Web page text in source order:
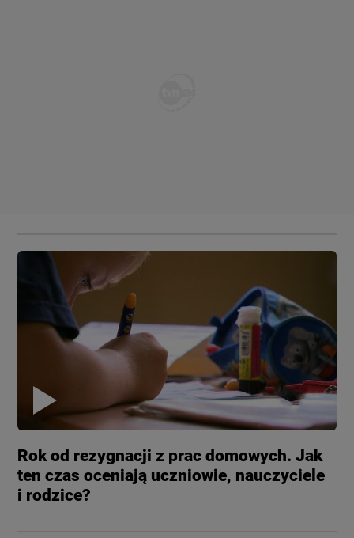
Rok od rezygnacji z prac domowych. Jak
ten czas oceniają uczniowie, nauczyciele
i rodzice?